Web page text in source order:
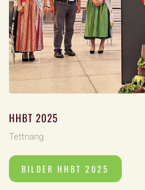
HHBT 2025
Tettnang
BILDER HHBT 2025